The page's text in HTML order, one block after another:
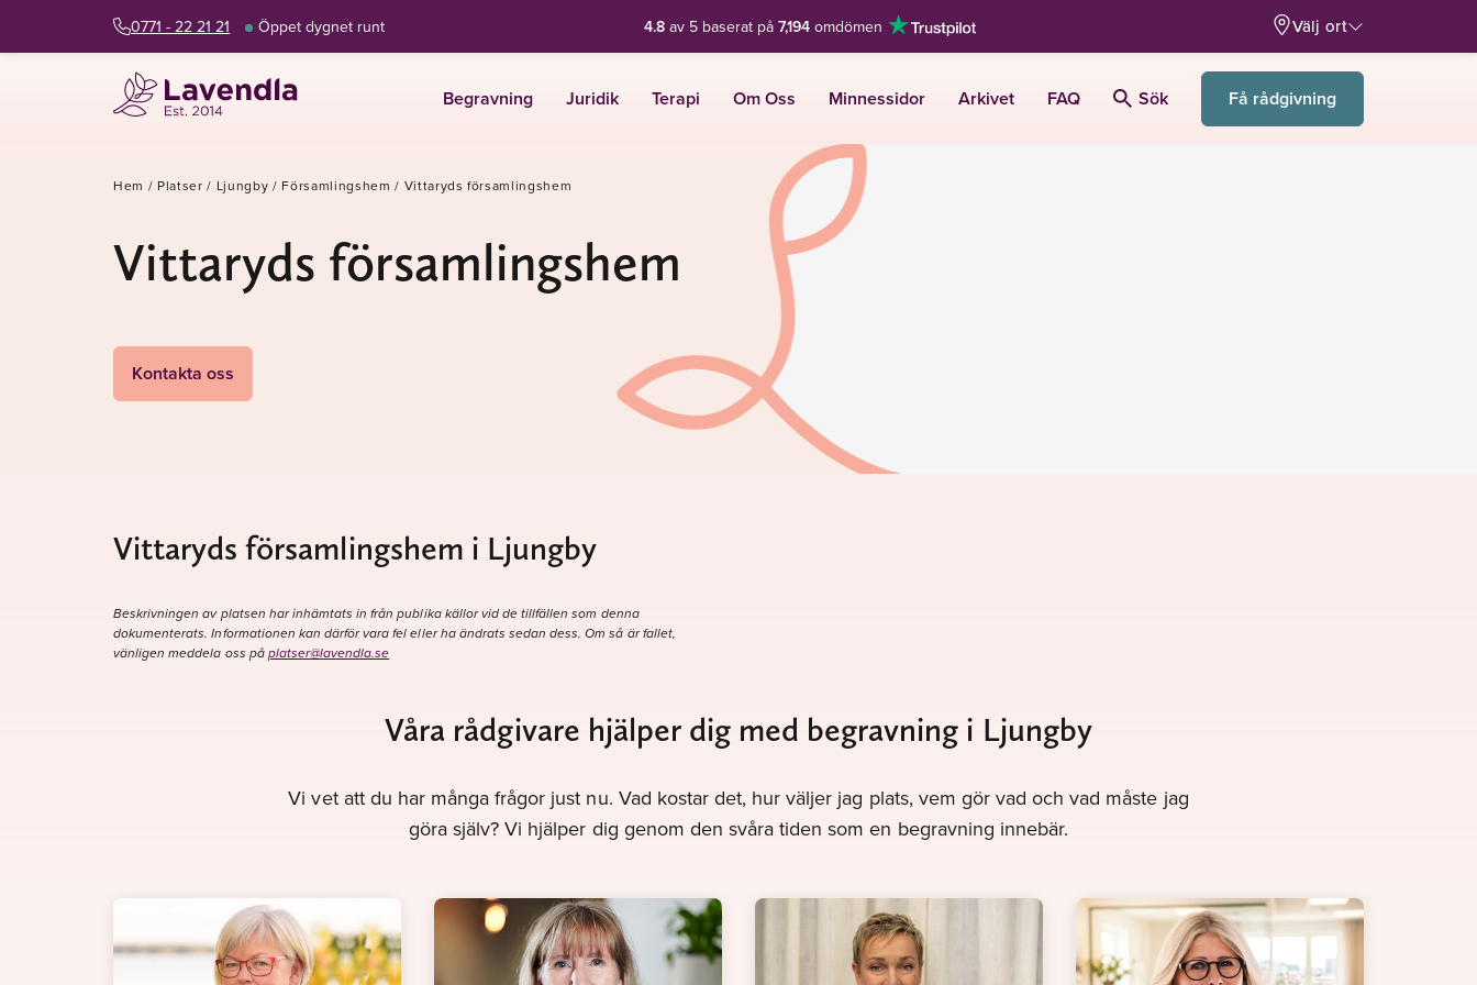
0771 - 22 21 21 Öppet dygnet runt 4.8 av 5 baserat på7,194 omdömen Välj ort
Begravning Juridik Terapi Om Oss Minnessidor Arkivet FAQ Sök Få rådgivning
Hem / Platser / Ljungby / Församlingshem / Vittaryds församlingshem
Vittaryds församlingshem
Kontakta oss
Vittaryds församlingshem i Ljungby
Beskrivningen av platsen har inhämtats in från publika källor vid de tillfällen som denna
dokumenterats. Informationen kan därför vara fel eller ha ändrats sedan dess. Om så är fallet,
vänligen meddela oss på platser@lavendla.se
Våra rådgivare hjälper dig med begravning i Ljungby
Vi vet att du har många frågor just nu. Vad kostar det, hur väljer jag plats, vem gör vad och vad måste jag
göra själv? Vi hjälper dig genom den svåra tiden som en begravning innebär.